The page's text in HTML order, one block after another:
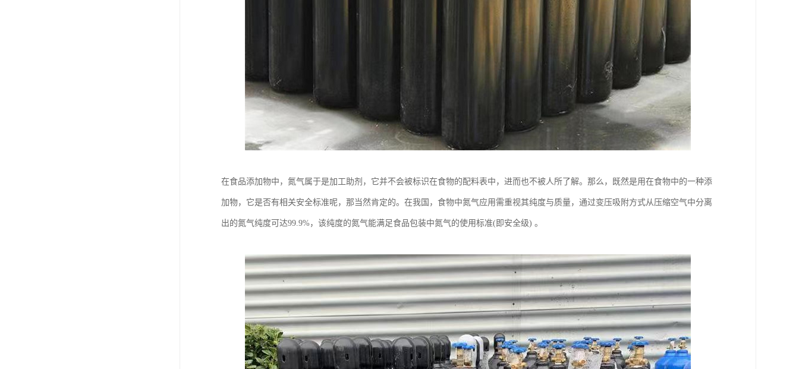
在食品添加物中，氮气属于是加工助剂，它并不会被标识在食物的配料表中，进而也不被人所了解。那么，既然是用在食物中的一种添
加物，它是否有相关安全标准呢，那当然肯定的。在我国，食物中氮气应用需重视其纯度与质量，通过变压吸附方式从压缩空气中分离
出的氮气纯度可达99.9%，该纯度的氮气能满足食品包装中氮气的使用标准(即安全级) 。